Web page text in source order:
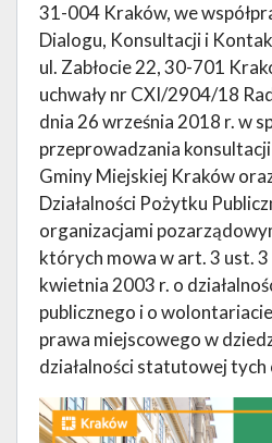
31-004 Kraków, we
Dialogu, Konsultacji i
ul. Zabłocie 22, 30-701
uchwały nr CXI/2904/18
dnia 26 września 2018 r. w
przeprowadzania
Gminy Miejskiej Kraków
Działalności Pożytku
organizacjami
których mowa w art. 3 ust.
kwietnia 2003 r. o
publicznego i o
prawa miejscowego w
działalności statutowej tych